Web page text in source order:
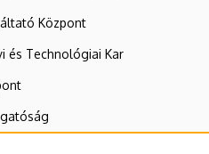
Központ
és Technológiai Kar